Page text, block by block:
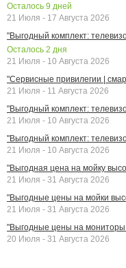
Осталось 9 дней
21 Июля - 17 Августа 2026
"Выгодный комплект:
Осталось 2 дня
21 Июля - 10 Августа 2026
"Сервисные привилегии |
21 Июля - 11 Августа 2026
"Выгодный комплект:
21 Июля - 10 Августа 2026
"Выгодный комплект:
21 Июля - 10 Августа 2026
"Выгодная цена на мойку
21 Июля - 31 Августа 2026
"Выгодные цены на мойки
21 Июля - 31 Августа 2026
"Выгодные цены на мониторы
20 Июля - 31 Августа 2026